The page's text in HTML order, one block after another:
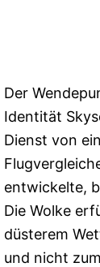
Der
Identität
Dienst von
entwickelte,
Die Wolke
düsterem
und nicht